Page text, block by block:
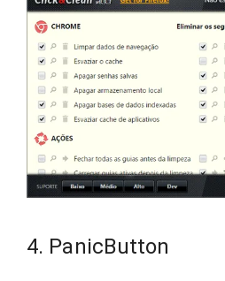
4. PanicButton